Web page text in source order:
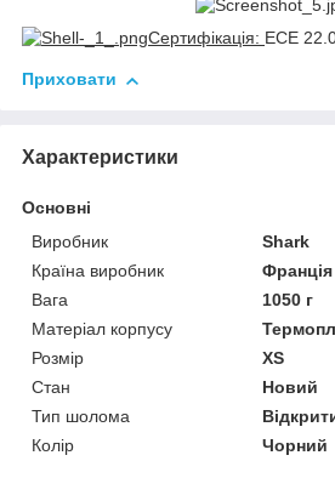
Сертифікація: ECE
Приховати
Характеристики
Основні
Виробник
Shark
Країна виробник
Франція
Вага
1050 г
Матеріал корпусу
Розмір
XS
Стан
Новий
Тип шолома
Колір
Чорний